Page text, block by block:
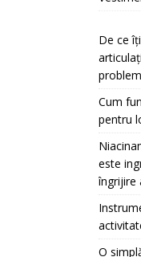
De ce
Cum
pentru
este
îngrijire
O